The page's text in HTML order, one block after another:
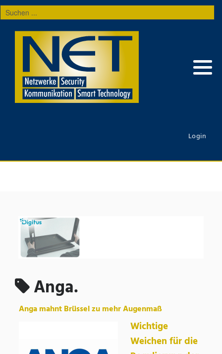
Suchen
...
Login
Anga.
Anga mahnt Brüssel zu mehr Augenmaß
Wichtige
Weichen für die